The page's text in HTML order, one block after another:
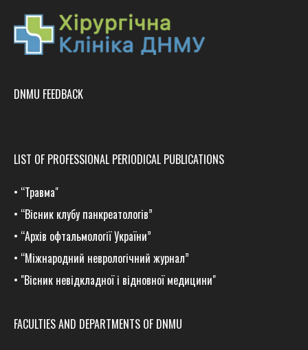
DNMU FEEDBACK
LIST OF PROFESSIONAL PERIODICAL PUBLICATIONS
• “Травма"
• “Вісник клубу панкреатологів”
• “Архів офтальмології України”
• “Міжнародний неврологічний журнал”
• "Вісник невідкладної і відновної медицини"
FACULTIES AND DEPARTMENTS OF DNMU